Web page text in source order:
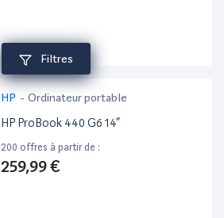
Filtres
HP - Ordinateur portable
HP ProBook 440 G6 14”
200 offres à partir de :
259,99 €